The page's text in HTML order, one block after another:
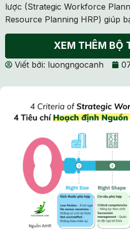
lược (Strategic Workforce
Resource Planning HRP) giúp
XEM THÊM BỘ
Viết bởi: luongngocanh